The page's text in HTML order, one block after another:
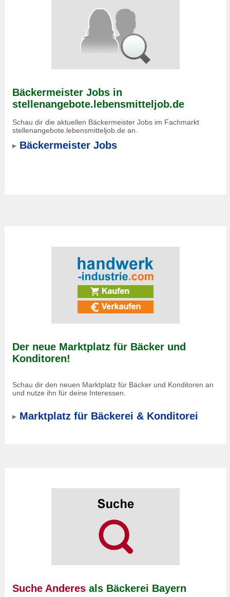
Bäckermeister Jobs in
stellenangebote.lebensmitteljob.de
Schau dir die aktuellen Bäckermeister Jobs im Fachmarkt
stellenangebote.lebensmitteljob.de an.
Bäckermeister Jobs
Der neue Marktplatz für Bäcker und
Konditoren!
Schau dir den neuen Marktplatz für Bäcker und Konditoren an
und nutze ihn für deine Interessen.
Marktplatz für Bäckerei & Konditorei
Suche Anderes als Bäckerei Bayern